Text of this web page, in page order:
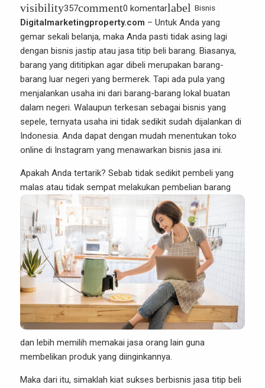
visibility357comment0 komentarlabel Bisnis
Digitalmarketingproperty.com – Untuk Anda yang
gemar sekali belanja, maka Anda pasti tidak asing lagi
dengan bisnis jastip atau jasa titip beli barang. Biasanya,
barang yang dititipkan agar dibeli merupakan barang-
barang luar negeri yang bermerek. Tapi ada pula yang
menjalankan usaha ini dari barang-barang lokal buatan
dalam negeri. Walaupun terkesan sebagai bisnis yang
sepele, ternyata usaha ini tidak sedikit sudah dijalankan di
Indonesia. Anda dapat dengan mudah menentukan toko
online di Instagram yang menawarkan bisnis jasa ini.
Apakah Anda tertarik? Sebab tidak sedikit pembeli yang
malas atau tidak sempat melakukan pembelian barang
dan lebih memilih memakai jasa orang lain guna
membelikan produk yang diinginkannya.
Maka dari itu, simaklah kiat sukses berbisnis jasa titip beli